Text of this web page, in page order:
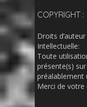
COPYRIGHT :
Droits
Intellectuelle:
Toute
présente(s)
préalablement
Merci de votre